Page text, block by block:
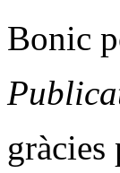
Bonic